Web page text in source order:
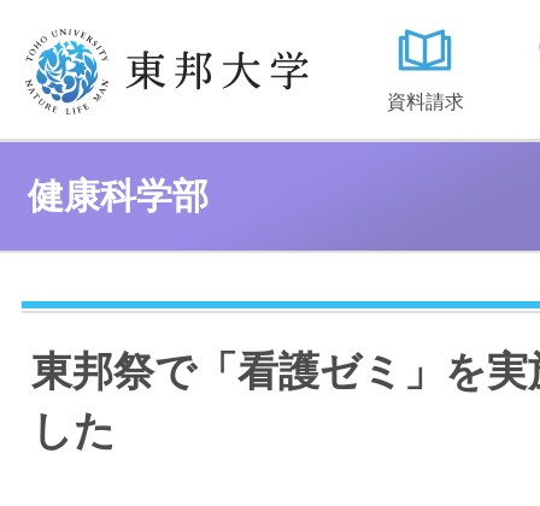
資料請求
健康科学部
東邦祭で「看護ゼミ」を
した